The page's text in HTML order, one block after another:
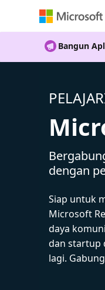
Bangun
dengan
Siap untuk
Microsoft
daya
dan startup
lagi.